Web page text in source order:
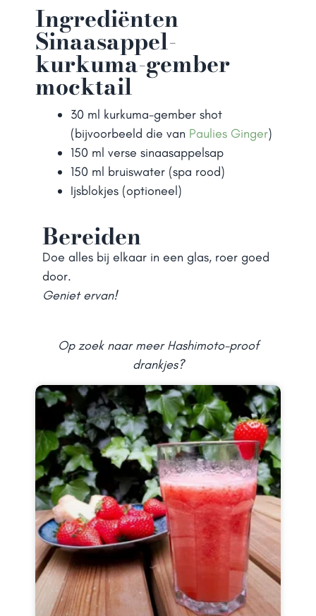
Ingrediënten
Sinaasappel-
kurkuma-gember
mocktail
30 ml kurkuma-gember shot
(bijvoorbeeld die van Paulies Ginger)
150 ml verse sinaasappelsap
150 ml bruiswater (spa rood)
Ijsblokjes (optioneel)
Bereiden
Doe alles bij elkaar in een glas, roer goed
door.
Geniet ervan!
Op zoek naar meer Hashimoto-proof
drankjes?